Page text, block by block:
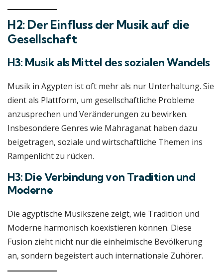
H2: Der Einfluss der Musik auf die
Gesellschaft
H3: Musik als Mittel des sozialen Wandels
Musik in Ägypten ist oft mehr als nur Unterhaltung. Sie
dient als Plattform, um gesellschaftliche Probleme
anzusprechen und Veränderungen zu bewirken.
Insbesondere Genres wie Mahraganat haben dazu
beigetragen, soziale und wirtschaftliche Themen ins
Rampenlicht zu rücken.
H3: Die Verbindung von Tradition und
Moderne
Die ägyptische Musikszene zeigt, wie Tradition und
Moderne harmonisch koexistieren können. Diese
Fusion zieht nicht nur die einheimische Bevölkerung
an, sondern begeistert auch internationale Zuhörer.